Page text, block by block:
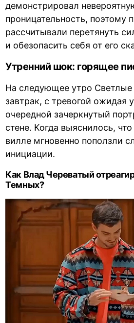
демонстрировал
проницательность, поэтому
рассчитывали перетянуть
и обезопасить себя от его
Утренний шок: горящее
На следующее утро Светлые
завтрак, с тревогой ожидая
очередной зачеркнутый
стене. Когда выяснилось,
вилле мгновенно поползли
инициации.
Как Влад Череватый
Темных?